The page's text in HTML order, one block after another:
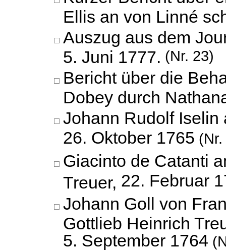
Ellis an von Linné
Auszug aus dem
5. Juni 1777. (Nr. 23)
Bericht über die
Dobey durch
Johann Rudolf Iselin
26. Oktober 1765
Giacinto de Catanti
Treuer, 22. Februar
Johann Goll von
Gottlieb Heinrich
5. September 1764